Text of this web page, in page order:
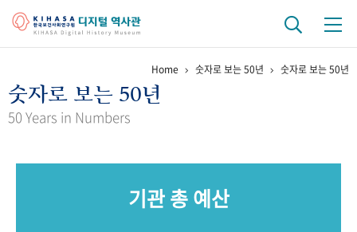
걸어온 길 기관 변천사 역대 기관장
키워드로 보는 연구 역사
Home 숫자로 보는 50년 숫자로 보는 50년
숫자로 보는 50년
50 Years in Numbers
기관 총 예산